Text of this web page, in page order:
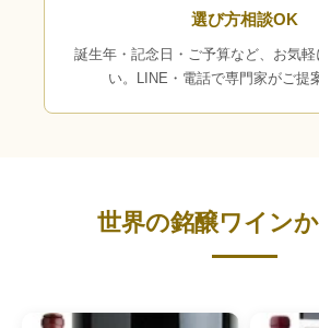
選び方相談OK
誕生年・記念日・ご予算など、お気軽
い。LINE・電話で専門家がご提
世界の銘醸ワイン